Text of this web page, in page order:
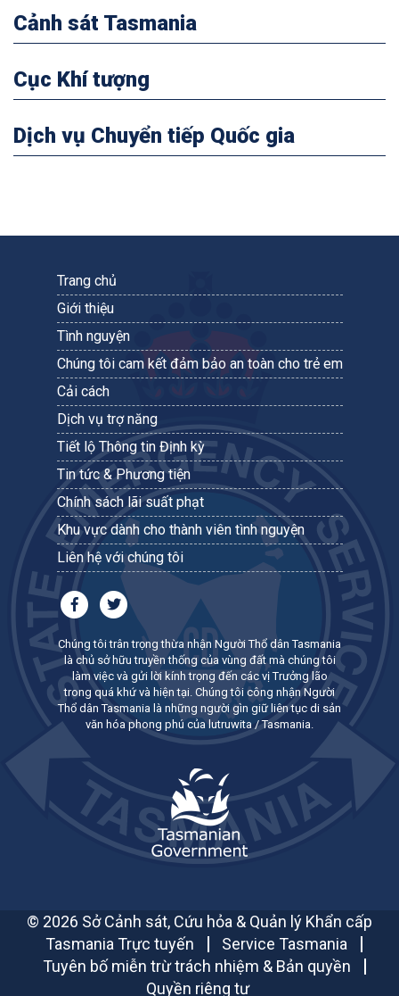
Cảnh sát Tasmania
Cục Khí tượng
Dịch vụ Chuyển tiếp Quốc gia
Trang chủ
Giới thiệu
Tình nguyện
Chúng tôi cam kết đảm bảo an toàn cho trẻ em
Cải cách
Dịch vụ trợ năng
Tiết lộ Thông tin Định kỳ
Tin tức & Phương tiện
Chính sách lãi suất phạt
Khu vực dành cho thành viên tình nguyện
Liên hệ với chúng tôi
Chúng tôi trân trọng thừa nhận Người Thổ dân Tasmania
là chủ sở hữu truyền thống của vùng đất mà chúng tôi
làm việc và gửi lời kính trọng đến các vị Trưởng lão
trong quá khứ và hiện tại. Chúng tôi công nhận Người
Thổ dân Tasmania là những người gìn giữ liên tục di sản
văn hóa phong phú của lutruwita / Tasmania.
© 2026 Sở Cảnh sát, Cứu hỏa & Quản lý Khẩn cấp
Tasmania Trực tuyến
Service Tasmania
Tuyên bố miễn trừ trách nhiệm & Bản quyền
Quyền riêng tư